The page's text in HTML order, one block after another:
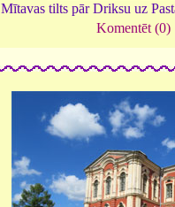
Mītavas tilts pār Driksu uz
Komentēt (0)